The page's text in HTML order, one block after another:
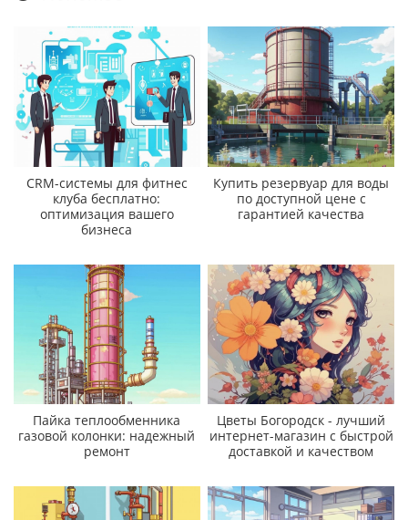
CRM-системы для фитнес
клуба бесплатно:
оптимизация вашего
бизнеса
Купить резервуар для воды
по доступной цене с
гарантией качества
Пайка теплообменника
газовой колонки: надежный
ремонт
Цветы Богородск - лучший
интернет-магазин с быстрой
доставкой и качеством